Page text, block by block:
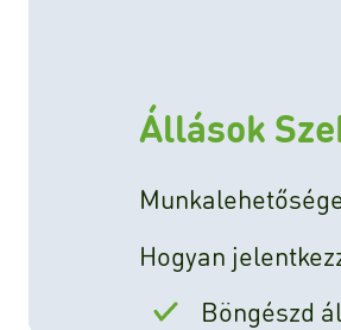
Állások
Hogyan
Böngészd